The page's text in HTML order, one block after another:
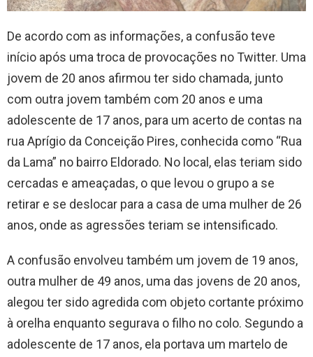
De acordo com as informações, a confusão teve
início após uma troca de provocações no Twitter. Uma
jovem de 20 anos afirmou ter sido chamada, junto
com outra jovem também com 20 anos e uma
adolescente de 17 anos, para um acerto de contas na
rua Aprígio da Conceição Pires, conhecida como “Rua
da Lama” no bairro Eldorado. No local, elas teriam sido
cercadas e ameaçadas, o que levou o grupo a se
retirar e se deslocar para a casa de uma mulher de 26
anos, onde as agressões teriam se intensificado.
A confusão envolveu também um jovem de 19 anos,
outra mulher de 49 anos, uma das jovens de 20 anos,
alegou ter sido agredida com objeto cortante próximo
à orelha enquanto segurava o filho no colo. Segundo a
adolescente de 17 anos, ela portava um martelo de